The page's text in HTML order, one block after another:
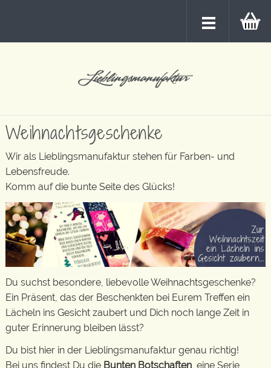
Weihnachtsgeschenke
Wir als Lieblingsmanufaktur stehen für Farben- und
Lebensfreude.
Komm auf die bunte Seite des Glücks!
Du suchst besondere, liebevolle Weihnachtsgeschenke?
Ein Präsent, das der Beschenkten bei Eurem Treffen ein
Lächeln ins Gesicht zaubert und Dich noch lange Zeit in
guter Erinnerung bleiben lässt?
Du bist hier in der Lieblingsmanufaktur genau richtig!
Bei uns findest Du die Bunten Botschaften, eine Serie,